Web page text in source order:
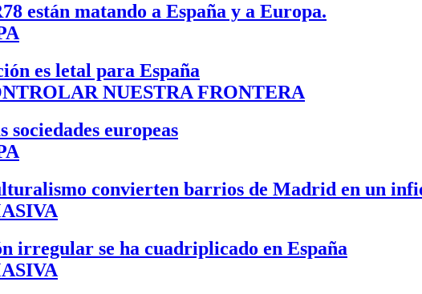
están matando a España y a Europa.
es letal para España
NUESTRA FRONTERA
europeas
convierten barrios de Madrid en un
irregular se ha cuadriplicado en España